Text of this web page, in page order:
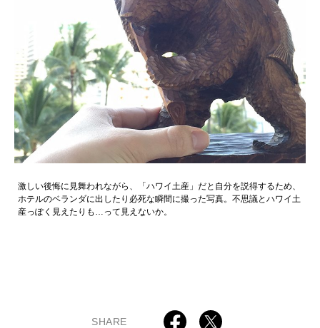
激しい後悔に見舞われながら、「ハワイ土産」だと自分を説得するため、
ホテルのベランダに出したり必死な瞬間に撮った写真。不思議とハワイ土
産っぽく見えたりも…って見えないか。
SHARE